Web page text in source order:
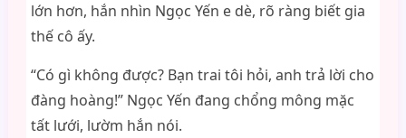
lớn hơn, hắn nhìn Ngọc Yến e dè, rõ ràng biết gia
thế cô ấy.
“Có gì không được? Bạn trai tôi hỏi, anh trả lời cho
đàng hoàng!” Ngọc Yến đang chổng mông mặc
tất lưới, lườm hắn nói.